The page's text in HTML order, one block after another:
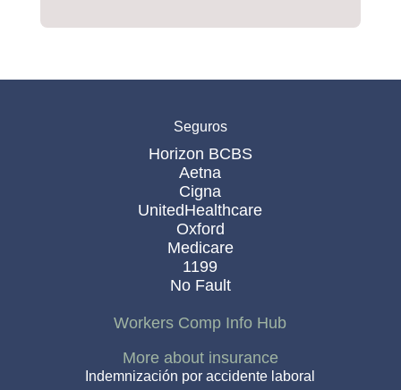
Seguros
Horizon BCBS
Aetna
Cigna
UnitedHealthcare
Oxford
Medicare
1199
No Fault
Workers Comp Info Hub
More about insurance
Indemnización por accidente laboral